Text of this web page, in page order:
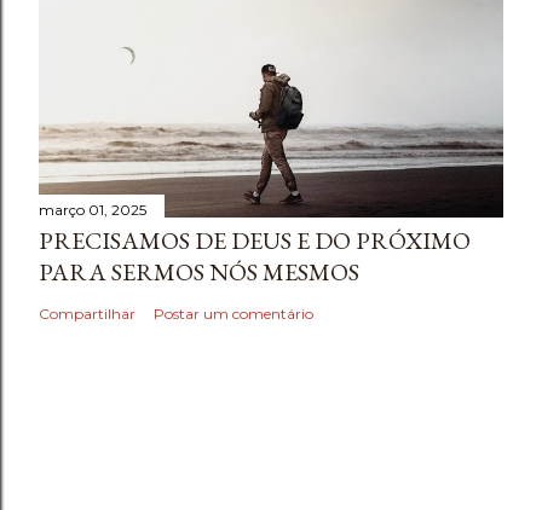
março 01, 2025
PRECISAMOS DE DEUS E DO PRÓXIMO
PARA SERMOS NÓS MESMOS
Compartilhar Postar um comentário